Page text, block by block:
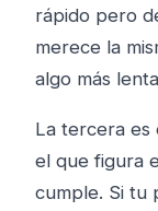
rápido pero
merece la
algo más
La tercera es
el que figura
cumple. Si tu